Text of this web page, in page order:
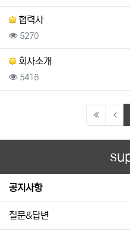
협력사
조회
5270
회사소개
조회
5416
공지사항
질문&답변